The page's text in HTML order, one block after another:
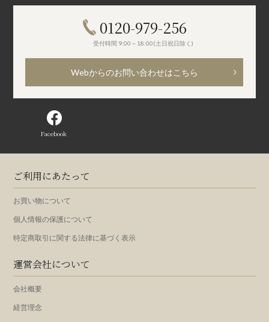
0120-979-256
受付時間 9:00～18:00(土日祝日除く)
Webからのお問い合わせはこちら
Facebook
ご利用にあたって
お買い物について
個人情報の保護について
特定商取引に関する法律に基づく表示
運営会社について
会社概要
経営理念